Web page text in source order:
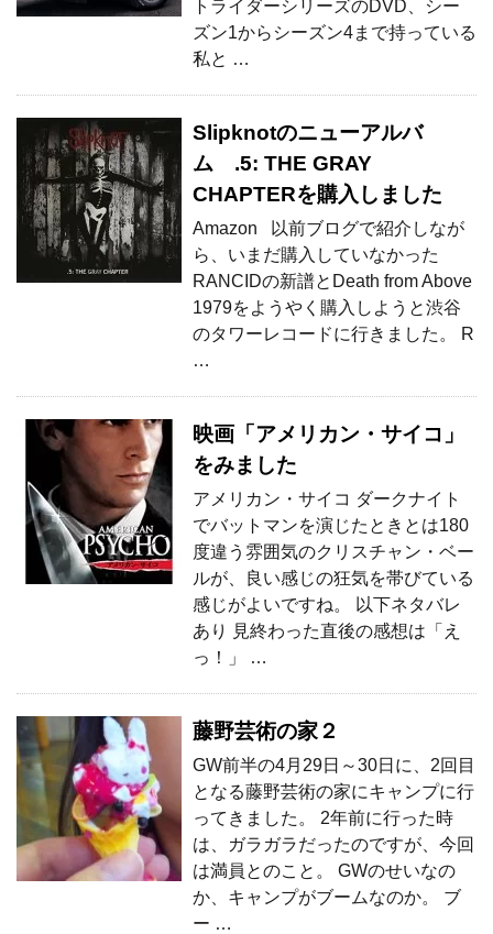
トライダーシリーズのDVD、シー
ズン1からシーズン4まで持っている
私と …
Slipknotのニューアルバ
ム .5: THE GRAY
CHAPTERを購入しました
Amazon 以前ブログで紹介しなが
ら、いまだ購入していなかった
RANCIDの新譜とDeath from Above
1979をようやく購入しようと渋谷
のタワーレコードに行きました。 R
…
映画「アメリカン・サイコ」
をみました
アメリカン・サイコ ダークナイト
でバットマンを演じたときとは180
度違う雰囲気のクリスチャン・ベー
ルが、良い感じの狂気を帯びている
感じがよいですね。 以下ネタバレ
あり 見終わった直後の感想は「え
っ！」 …
藤野芸術の家２
GW前半の4月29日～30日に、2回目
となる藤野芸術の家にキャンプに行
ってきました。 2年前に行った時
は、ガラガラだったのですが、今回
は満員とのこと。 GWのせいなの
か、キャンプがブームなのか。 ブ
ー …